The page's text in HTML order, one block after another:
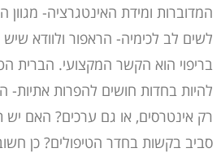
המדוברות ומידת האינטגרציה- מגוון
לשים לב לכימיה- הראפור ולוודא
בריפוי הוא הקשר המקצועי. הברית
להיות בחדות חושים להפרות
רק אינטרסים, או גם ערכים? האם
סביב בקשות בחדר הטיפולים? כן